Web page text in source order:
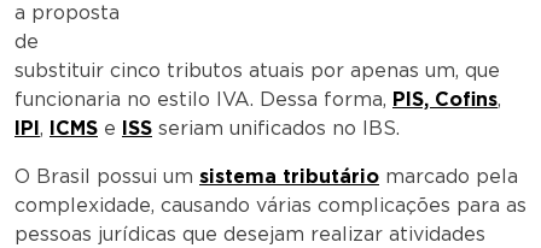
a proposta
de
substituir cinco tributos atuais por apenas um, que
funcionaria no estilo IVA. Dessa forma, PIS, Cofins,
IPI, ICMS e ISS seriam unificados no IBS.
O Brasil possui um sistema tributário marcado pela
complexidade, causando várias complicações para as
pessoas jurídicas que desejam realizar atividades